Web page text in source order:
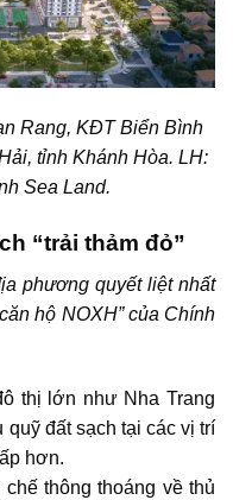
Rang, KĐT Biển Bình
tỉnh Khánh Hòa. LH:
Sea Land.
“trải thảm đỏ”
phương quyết liệt nhất
hộ NOXH” của Chính
thị lớn như Nha Trang
đất sạch tại các vị trí
hơn.
thông thoáng về thủ